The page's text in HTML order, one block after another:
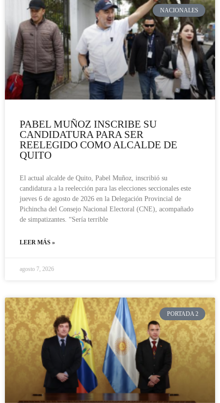
NACIONALES
PABEL MUÑOZ INSCRIBE SU
CANDIDATURA PARA SER
REELEGIDO COMO ALCALDE DE
QUITO
El actual alcalde de Quito, Pabel Muñoz, inscribió su
candidatura a la reelección para las elecciones seccionales este
jueves 6 de agosto de 2026 en la Delegación Provincial de
Pichincha del Consejo Nacional Electoral (CNE), acompañado
de simpatizantes. “Sería terrible
LEER MÁS »
agosto 7, 2026
PORTADA 2